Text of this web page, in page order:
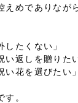
えめでありなが
したくない」
い返しを贈りた
い花を選びたい」
。